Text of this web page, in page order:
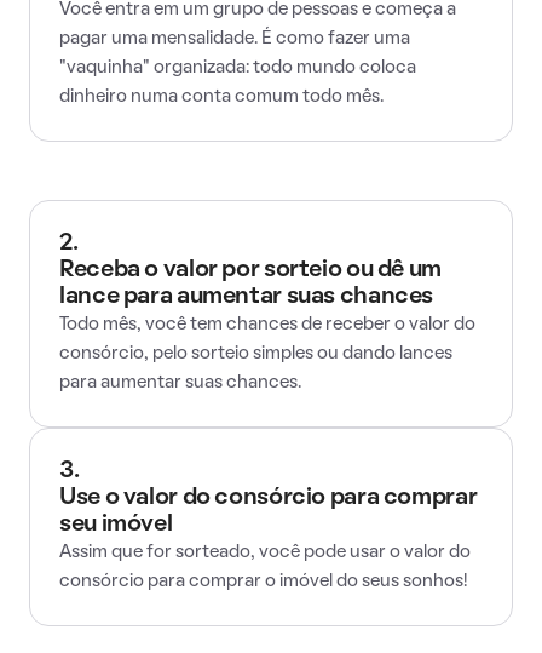
Você entra em um grupo de pessoas e começa a
pagar uma mensalidade. É como fazer uma
"vaquinha" organizada: todo mundo coloca
dinheiro numa conta comum todo mês.
2.
Receba o valor por sorteio ou dê um
lance para aumentar suas chances
Todo mês, você tem chances de receber o valor do
consórcio, pelo sorteio simples ou dando lances
para aumentar suas chances.
3.
Use o valor do consórcio para comprar
seu imóvel
Assim que for sorteado, você pode usar o valor do
consórcio para comprar o imóvel do seus sonhos!